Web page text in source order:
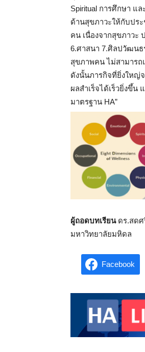
Spiritual การศึกษา แ
ด้านสุขภาวะให้กับปร
คน เนื่องจากสุขภาวะ
6.ศาสนา 7.ศิลปวัฒนธ
สุขภาพคน ไม่สามารถ
ดังนั้นภารกิจที่ยิ่งใหญ่
ผลสำเร็จได้เร็วยิ่งขึ้
มาตรฐาน HA”
ผู้ถอดบทเรียน ดร.สด
มหาวิทยาลัยมหิดล
Facebook